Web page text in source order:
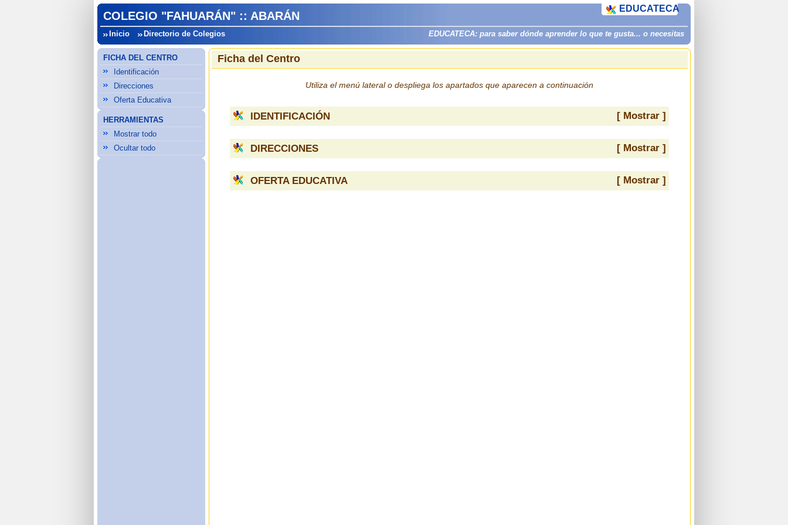
COLEGIO "FAHUARÁN" :: ABARÁN
Inicio Directorio de Colegios EDUCATECA: para saber dónde aprender lo que te gusta... o necesitas
EDUCATECA
FICHA DEL CENTRO
Identificación
Direcciones
Oferta Educativa
HERRAMIENTAS
Mostrar todo
Ocultar todo
Ficha del Centro
Utiliza el menú lateral o despliega los apartados que aparecen a continuación
IDENTIFICACIÓN [ Mostrar ]
DIRECCIONES [ Mostrar ]
OFERTA EDUCATIVA [ Mostrar ]